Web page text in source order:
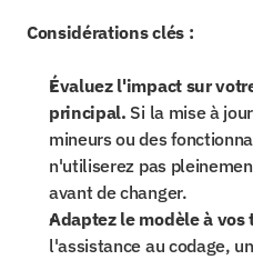
Considérations clés :
Évaluez l'impact sur
principal. Si la mise à
mineurs ou des
n'utiliserez pas
avant de changer.
Adaptez le modèle à vos
l'assistance au codage,